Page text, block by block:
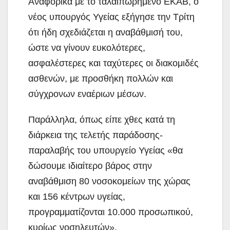
νέος υπουργός Υγείας εξήγησε την Τρίτη
ότι ήδη σχεδιάζεται η αναβάθμισή του,
ώστε να γίνουν ευκολότερες,
ασφαλέστερες και ταχύτερες οι διακομιδές
ασθενών, με προσθήκη πολλών και
σύγχρονων εναέριων μέσων.
Παράλληλα, όπως είπε χθες κατά τη
διάρκεια της τελετής παράδοσης-
παραλαβής του υπουργείο Υγείας «θα
δώσουμε ιδιαίτερο βάρος στην
αναβάθμιση 80 νοσοκομείων της χώρας
και 156 κέντρων υγείας,
προγραμματίζονται 10.000 προσωπικού,
κυρίως νοσηλευτών».